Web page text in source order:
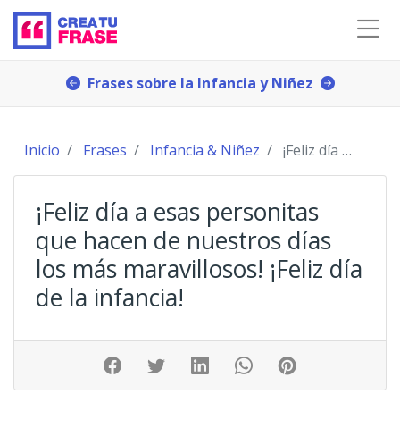
Frases sobre la Infancia y Niñez
Inicio Frases Infancia & Niñez ¡Feliz día a esas personitas que hacen de nuestr
¡Feliz día a esas personitas
que hacen de nuestros días
los más maravillosos! ¡Feliz día
de la infancia!